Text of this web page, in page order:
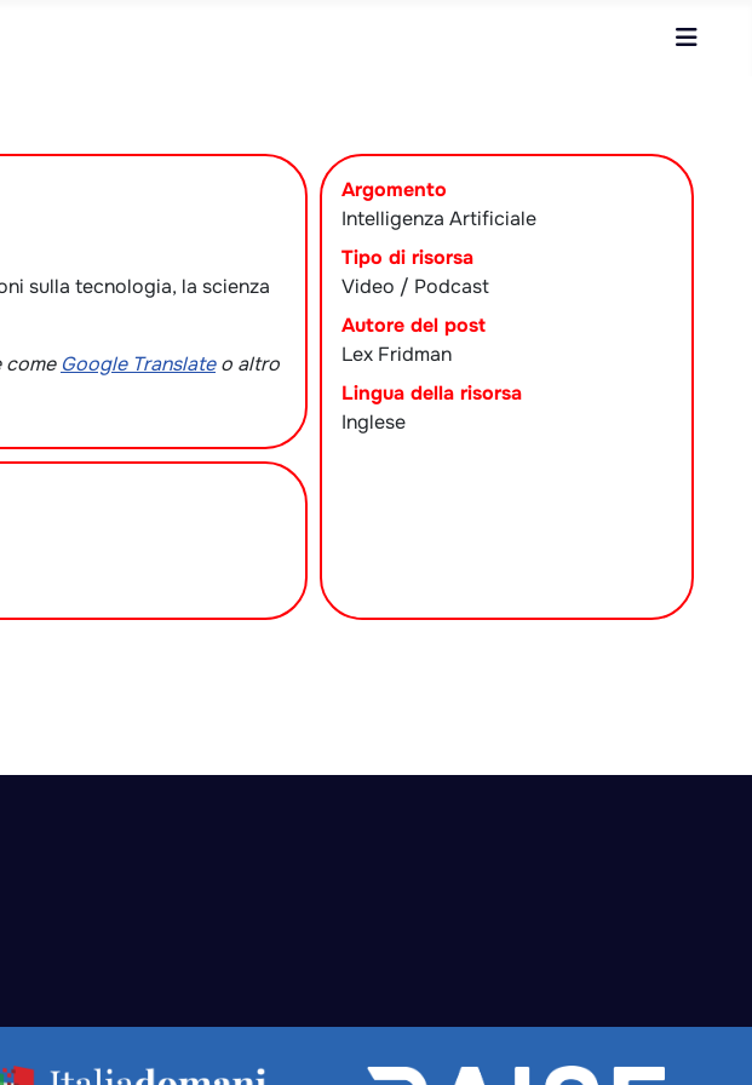
sulla tecnologia, la scienza
come Google Translateo altro
Argomento
Intelligenza Artificiale
Tipo di risorsa
Video / Podcast
Autore del post
Lex Fridman
Lingua della risorsa
Inglese